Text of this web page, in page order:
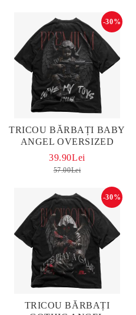
TRICOU BĂRBAȚI BABY
ANGEL OVERSIZED
-30%
39.90Lei
57.00Lei
TRICOU BĂRBAȚI
-30%